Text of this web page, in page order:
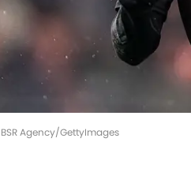
Agency/GettyImages